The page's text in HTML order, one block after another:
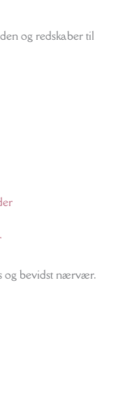
og redskaber til
og bevidst nærvær.